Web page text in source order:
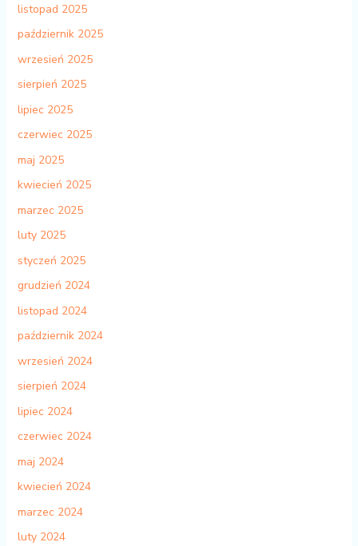
listopad 2025
październik 2025
wrzesień 2025
sierpień 2025
lipiec 2025
czerwiec 2025
maj 2025
kwiecień 2025
marzec 2025
luty 2025
styczeń 2025
grudzień 2024
listopad 2024
październik 2024
wrzesień 2024
sierpień 2024
lipiec 2024
czerwiec 2024
maj 2024
kwiecień 2024
marzec 2024
luty 2024